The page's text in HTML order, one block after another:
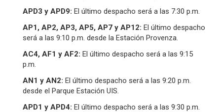
APD3 y APD9: El último despacho será a las 7:30 p.m.
AP1, AP2, AP3, AP5, AP7 y AP12: El último despacho
será a las 9:10 p.m. desde la Estación Provenza.
AC4, AF1 y AF2: El último despacho será a las 9:15
p.m.
AN1 y AN2: El último despacho será a las 9:20 p.m.
desde el Parque Estación UIS.
APD1 y APD4: El último despacho será a las 9:30 p.m.